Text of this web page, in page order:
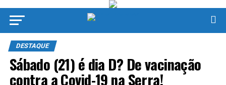
DESTAQUE
Sábado (21) é dia D? De vacinação
contra a Covid-19 na Serra!